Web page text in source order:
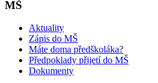
MŠ
Aktuality
Zápis do MŠ
Máte doma předškoláka?
Předpoklady přijetí do MŠ
Dokumenty